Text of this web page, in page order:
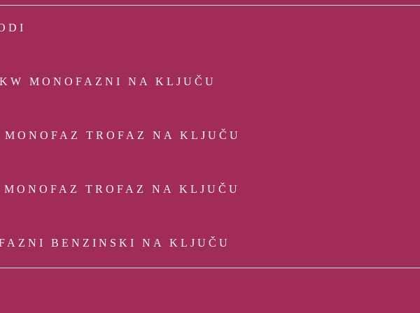
MONOFAZNI NA KLJUČU
TROFAZ NA KLJUČU
TROFAZ NA KLJUČU
BENZINSKI NA KLJUČU